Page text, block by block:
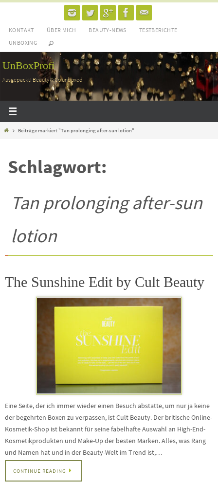
springen
KONTAKT ÜBER MICH BEAUTY-NEWS
TESTBERICHTE
UNBOXING
UnBoxProfi
Ausgepackt! Beauty & Co unboxed
HomeBeiträge markiert "Tan prolonging after-sun lotion"
Schlagwort:
Tan prolonging after-sun
lotion
The Sunshine Edit by Cult Beauty
Eine Seite, der ich immer wieder einen Besuch abstatte, um nur ja keine
der begehrten Boxen zu verpassen, ist Cult Beauty. Der britische Online-
Kosmetik-Shop ist bekannt für seine fabelhafte Auswahl an High-End-
Kosmetikprodukten und Make-Up der besten Marken. Alles, was Rang
und Namen hat und in der Beauty-Welt im Trend ist,…
CONTINUE READING